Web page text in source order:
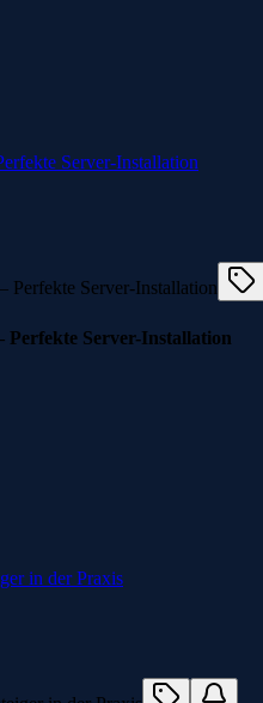
Server-Installation
Server-Installation
in der Praxis